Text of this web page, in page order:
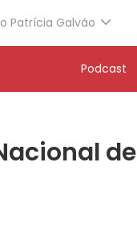
Patrícia Galvão
Podcast
de